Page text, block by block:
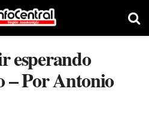
esperando
– Por Antonio